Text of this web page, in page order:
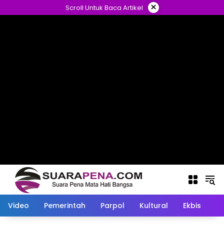
ke
Scroll Untuk Baca Artikel ×
Video Pemerintah Parpol Kultural Ekbis